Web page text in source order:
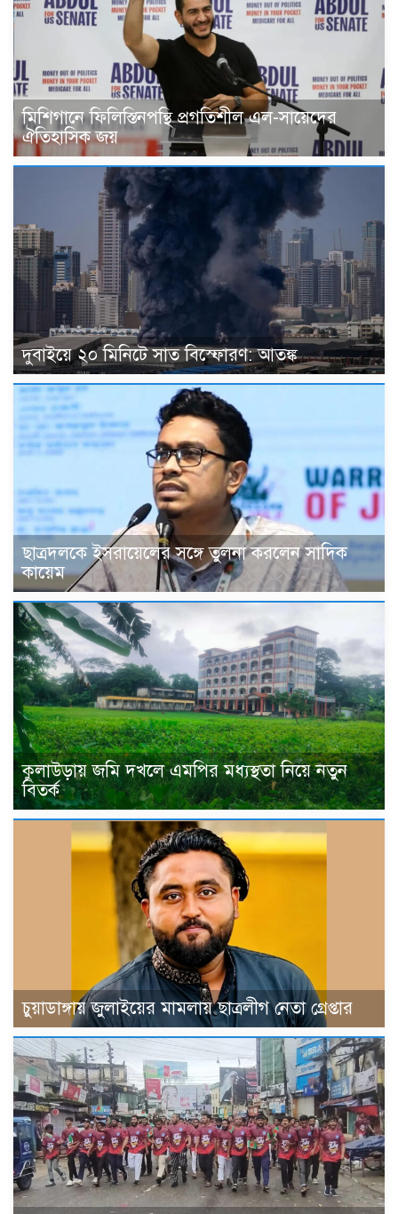
মিশিগানে ফিলিস্তিনপন্থি প্রগতিশীল এল-সায়েদের
ঐতিহাসিক জয়
দুবাইয়ে ২০ মিনিটে সাত বিস্ফোরণ: আতঙ্ক
ছাত্রদলকে ইসরায়েলের সঙ্গে তুলনা করলেন সাদিক
কায়েম
কুলাউড়ায় জমি দখলে এমপির মধ্যস্থতা নিয়ে নতুন
বিতর্ক
চুয়াডাঙ্গায় জুলাইয়ের মামলায় ছাত্রলীগ নেতা গ্রেপ্তার